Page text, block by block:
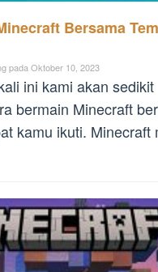
Bersama
pada Oktober 10, 2023
ini kami akan sedikit
bermain Minecraft
kamu ikuti. Minecraft